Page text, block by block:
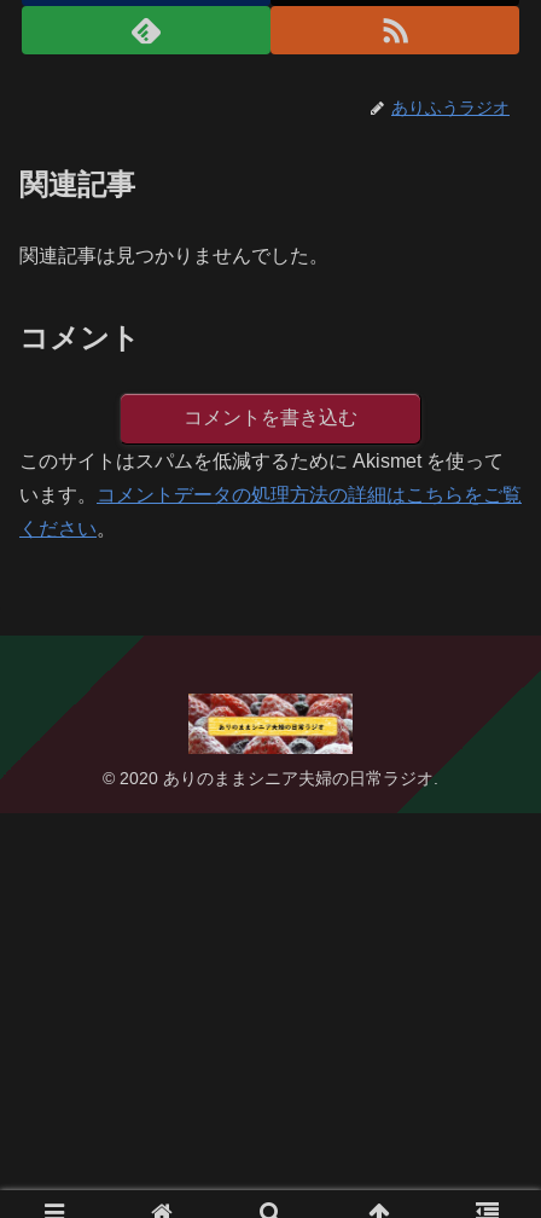
ありふうラジオ
関連記事
関連記事は見つかりませんでした。
コメント
コメントを書き込む
このサイトはスパムを低減するために Akismet を使って
います。
コメントデータの処理方法の詳細はこちらをご覧
ください。
© 2020 ありのままシニア夫婦の日常ラジオ.